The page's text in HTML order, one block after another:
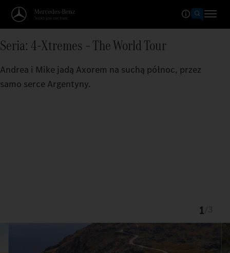
Seria: 4-Xtremes – The World Tour
Andrea i Mike jadą Axorem na suchą północ, przez
samo serce Argentyny.
1